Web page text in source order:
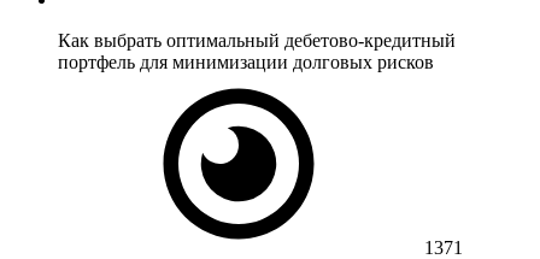
Как выбрать оптимальный дебетово-кредитный
портфель для минимизации долговых рисков
1371